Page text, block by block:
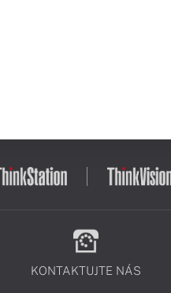
KONTAKTUJTE NÁS